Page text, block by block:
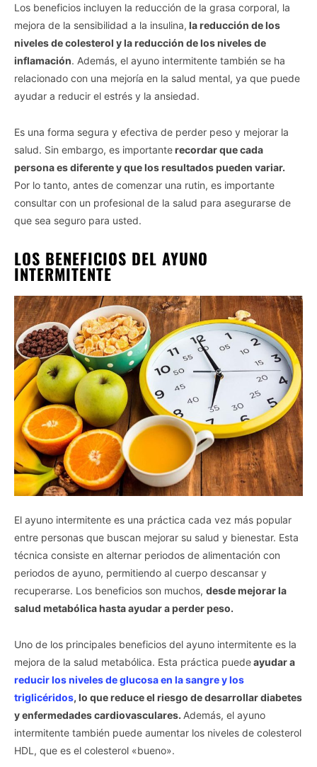
Los beneficios incluyen la reducción de la grasa corporal, la
mejora de la sensibilidad a la insulina, la reducción de los
niveles de colesterol y la reducción de los niveles de
inflamación. Además, el ayuno intermitente también se ha
relacionado con una mejoría en la salud mental, ya que puede
ayudar a reducir el estrés y la ansiedad.
Es una forma segura y efectiva de perder peso y mejorar la
salud. Sin embargo, es importanterecordar que cada
persona es diferente y que los resultados pueden variar.
Por lo tanto, antes de comenzar una rutin, es importante
consultar con un profesional de la salud para asegurarse de
que sea seguro para usted.
LOS BENEFICIOS DEL AYUNO
INTERMITENTE
El ayuno intermitente es una práctica cada vez más popular
entre personas que buscan mejorar su salud y bienestar. Esta
técnica consiste en alternar periodos de alimentación con
periodos de ayuno, permitiendo al cuerpo descansar y
recuperarse. Los beneficios son muchos, desde mejorar la
salud metabólica hasta ayudar a perder peso.
Uno de los principales beneficios del ayuno intermitente es la
mejora de la salud metabólica. Esta práctica puedeayudar a
reducir los niveles de glucosa en la sangre y los
triglicéridos, lo que reduce el riesgo de desarrollar diabetes
y enfermedades cardiovasculares. Además, el ayuno
intermitente también puede aumentar los niveles de colesterol
HDL, que es el colesterol «bueno».